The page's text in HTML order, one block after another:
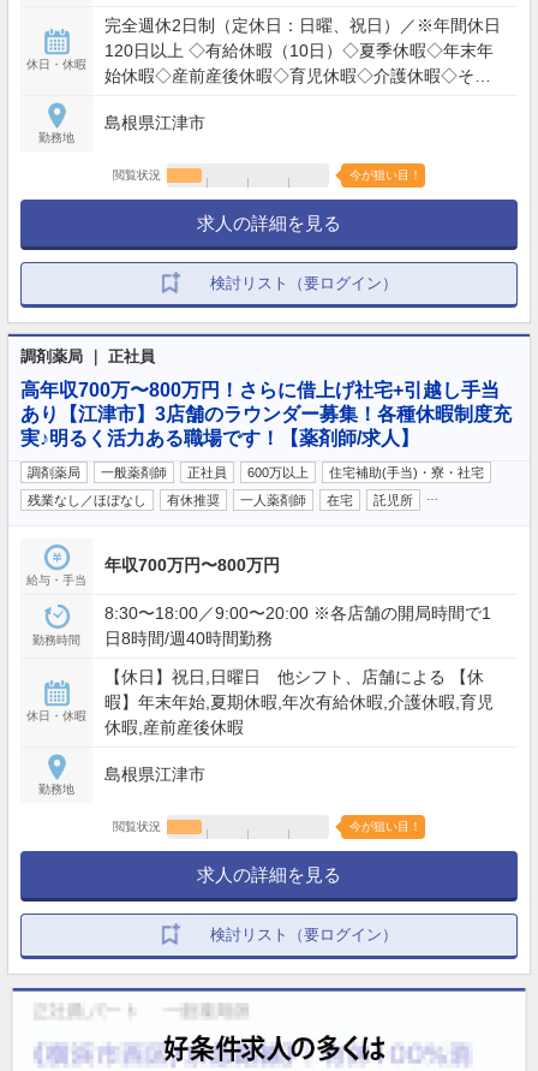
休日・休暇
完全週休2日制（定休日：日曜、祝日）／※年間休日
120日以上 ◇有給休暇（10日）◇夏季休暇◇年末年
始休暇◇産前産後休暇◇育児休暇◇介護休暇◇その
勤務地
島根県江津市
閲覧状況 今が狙い目！
求人の詳細を見る
検討リスト（要ログイン）
調剤薬局 ｜ 正社員
高年収700万〜800万円！さらに借上げ社宅+引越し手当
あり【江津市】3店舗のラウンダー募集！各種休暇制度充
実♪明るく活力ある職場です！【薬剤師/求人】
調剤薬局 一般薬剤師 正社員 600万以上
住宅補助(手当)・寮・社宅
残業なし／ほぼなし
有休推奨 一人薬剤師 在宅 託児所
給与・手当
年収700万円〜800万円
勤務時間
8:30〜18:00／9:00〜20:00 ※各店舗の開局時間で1
日8時間/週40時間勤務
休日・休暇
【休日】祝日,日曜日 他シフト、店舗による 【休
暇】年末年始,夏期休暇,年次有給休暇,介護休暇,育児
休暇,産前産後休暇
勤務地
島根県江津市
閲覧状況 今が狙い目！
求人の詳細を見る
検討リスト（要ログイン）